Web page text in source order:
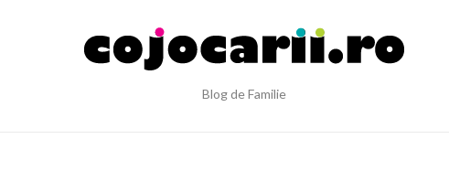
Blog de Familie